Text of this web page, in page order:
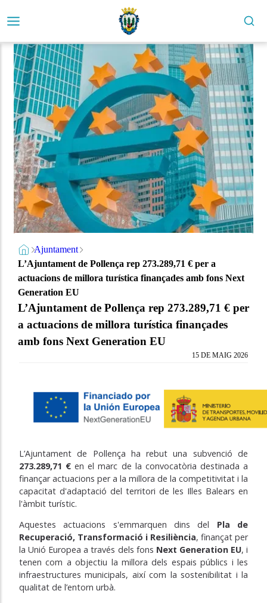
Ajuntament
L’Ajuntament de Pollença rep 273.289,71 € per a
actuacions de millora turística finançades amb fons Next
Generation EU
L’Ajuntament de Pollença rep 273.289,71 € per
a actuacions de millora turística finançades
amb fons Next Generation EU
15 DE MAIG 2026
L’Ajuntament de Pollença ha rebut una subvenció de
273.289,71 €en el marc de la convocatòria destinada a
finançar actuacions per a la millora de la competitivitat i la
capacitat d'adaptació del territori de les Illes Balears en
l'àmbit turístic.
Aquestes actuacions s'emmarquen dins del Pla de
Recuperació, Transformació i Resiliència, finançat per
la Unió Europea a través dels fons Next Generation EU, i
tenen com a objectiu la millora dels espais públics i les
infraestructures municipals, així com la sostenibilitat i la
qualitat de l’entorn urbà.